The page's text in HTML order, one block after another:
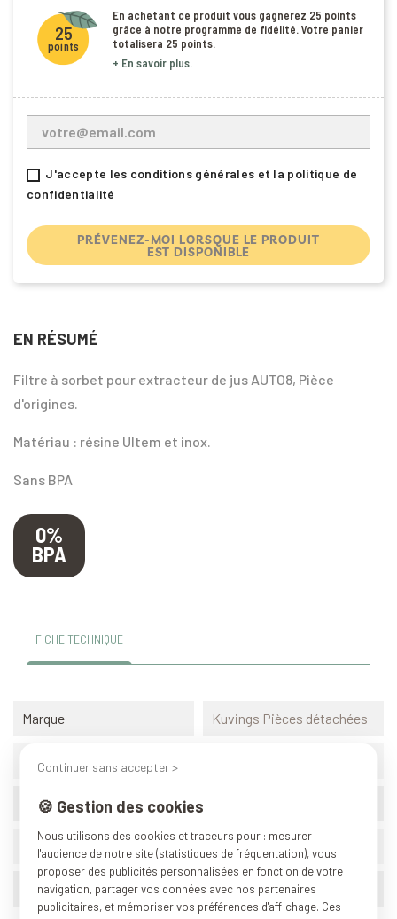
25
points
En achetant ce produit vous gagnerez 25 points
grâce à notre programme de fidélité. Votre panier
totalisera 25 points.
+ En savoir plus.
J'accepte les conditions générales et la politique de
confidentialité
PRÉVENEZ-MOI LORSQUE LE PRODUIT
EST DISPONIBLE
EN RÉSUMÉ
Filtre à sorbet pour extracteur de jus AUTO8, Pièce
d'origines.
Matériau : résine Ultem et inox.
Sans BPA
0%
BPA
FICHE TECHNIQUE
Marque Kuvings Pièces détachées
Référence
BPA
Origine Corée du sud
Poids (conditionnement) 0.150 kg
Continuer sans accepter >
🍪 Gestion des cookies
Nous utilisons des cookies et traceurs pour : mesurer
l'audience de notre site (statistiques de fréquentation), vous
proposer des publicités personnalisées en fonction de votre
navigation, partager vos données avec nos partenaires
publicitaires, et mémoriser vos préférences d'affichage. Ces